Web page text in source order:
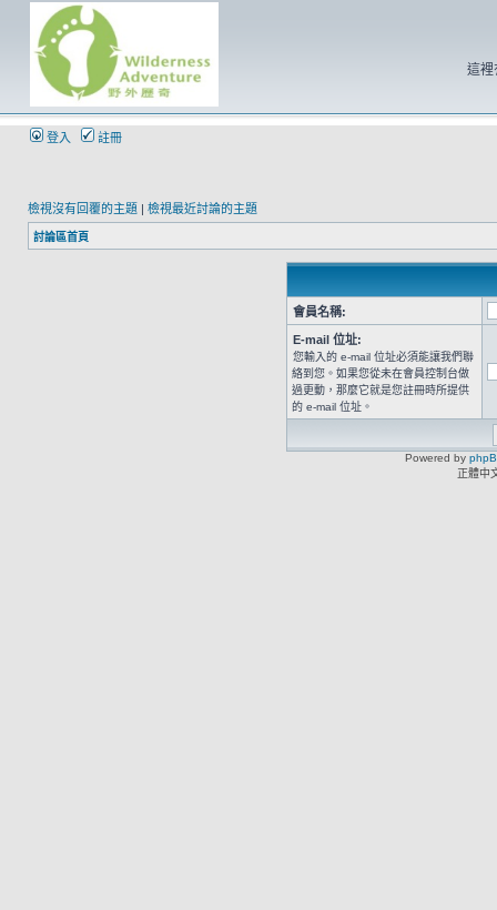
這裡
登入 註冊
檢視沒有回覆的主題 | 檢視最近討論的主題
討論區首頁
會員名稱:
E-mail 位址:
您輸入的 e-mail 位址必須能讓我們聯
絡到您。如果您從未在會員控制台做
過更動，那麼它就是您註冊時所提供
的 e-mail 位址。
Powered by
正體中